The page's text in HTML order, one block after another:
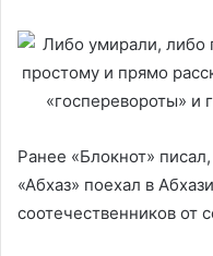
Ранее «Блокнот»
«Абхаз» поехал в
соотечественников от